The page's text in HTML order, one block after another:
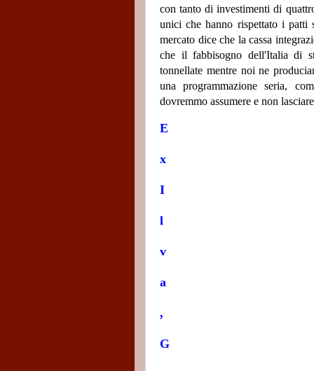
con tanto di investimenti di
unici che hanno rispettato i
mercato dice che la cassa
che il fabbisogno dell'Italia di
tonnellate mentre noi ne
una programmazione seria,
dovremmo assumere e non
E
x
I
l
v
a
,
G